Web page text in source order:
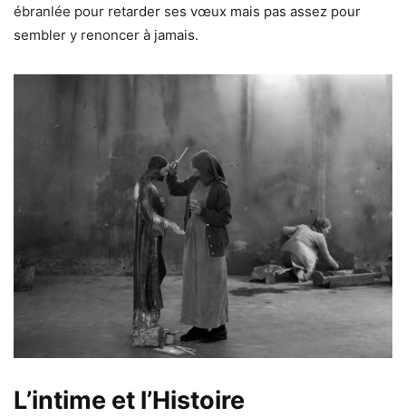
ébranlée pour retarder ses vœux mais pas assez pour
sembler y renoncer à jamais.
L’intime et l’Histoire